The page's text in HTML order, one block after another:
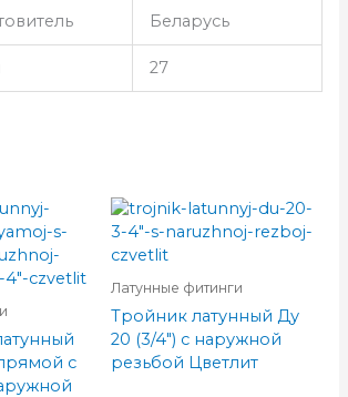
Беларусь
27
с
Латунные фитинги
Тройник латунный Ду
20 (3/4″) с наружной
резьбой Цветлит